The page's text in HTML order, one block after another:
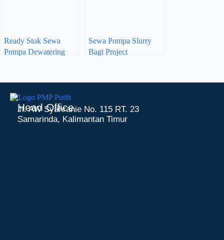
Ready Stok Sewa
Pompa Dewatering
Sewa Pompa Slurry
Bagi Project
Head Office
Jl. AW Syahranie No. 115 RT. 23
Samarinda, Kalimantan Timur